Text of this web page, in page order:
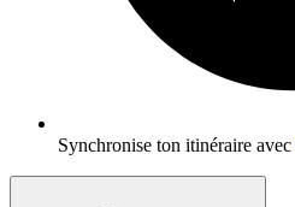
Synchronise ton itinéraire avec